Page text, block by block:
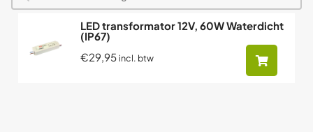
LED transformator 12V, 60W Waterdicht
(IP67)
€29,95 incl. btw